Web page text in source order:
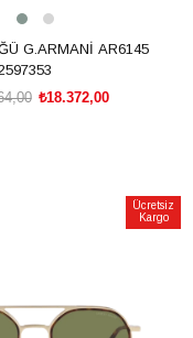
G.ARMANİ AR6145
₺18.372,00
Ücretsiz
Kargo